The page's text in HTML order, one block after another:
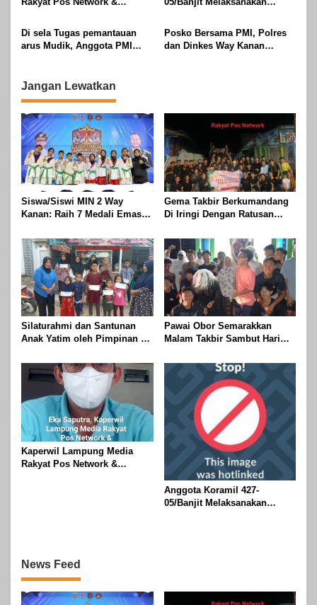
Network,Tergabung Di Forum
DPC KWRI, Way Kanan :
Mengucapkan Selamat Hari
ogoh Di Wilayah Bali Sadhar,
Kecamatan Banjit
Di sela Tugas pemantauan
arus Mudik, Anggota PMI
Demi Selamatkan Nyawa
Bocah 7 Tahun
Posko Bersama PMI, Polres
dan Dinkes Way Kanan
Jangan Lewatkan
Siswa/Siswi MIN 2 Way
Kanan: Raih 7 Medali Emas
Gubernur Lampung Cup 2
Taekwondo Championship
2026
Gema Takbir Berkumandang
Di Iringi Dengan Ratusan
Rayakan Kemenangan Idul
Fitri 1447 H
Silaturahmi dan Santunan
Anak Yatim oleh Pimpinan PT
Idul Fitri di Way Kanan
Pawai Obor Semarakkan
Malam Takbir Sambut Hari
M, Di Kampung Simpang
Asam, Kecamatan Banjit
Kaperwil Lampung Media
Rakyat Pos Network &
Anggota Koramil 427-
05/Banjit Melaksanakan
News Feed